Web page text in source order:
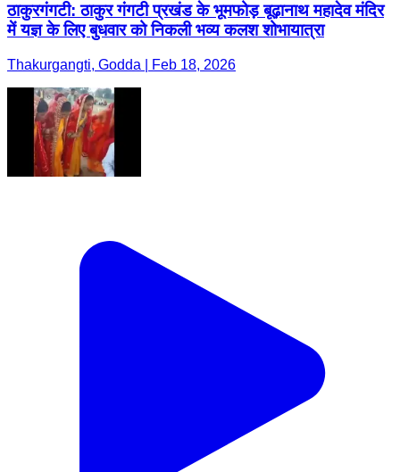
ठाकुरगंगटी: ठाकुर गंगटी प्रखंड के भूमफोड़ बूढ़ानाथ महादेव मंदिर
में यज्ञ के लिए बुधवार को निकली भव्य कलश शोभायात्रा
Thakurgangti, Godda | Feb 18, 2026